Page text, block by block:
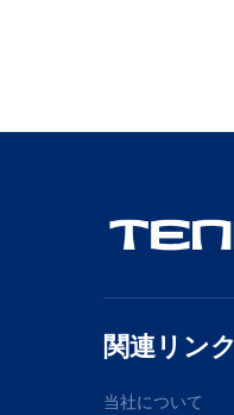
関連リンク
当社について